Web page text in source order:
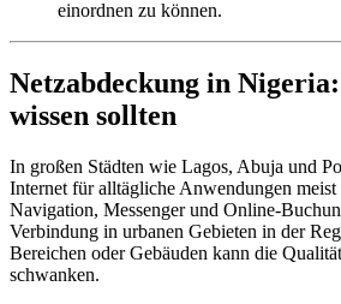
einordnen zu können.
Netzabdeckung in Nigeria:
wissen sollten
In großen Städten wie Lagos, Abuja und
Internet für alltägliche Anwendungen meist
Navigation, Messenger und Online-
Verbindung in urbanen Gebieten in der
Bereichen oder Gebäuden kann die
schwanken.